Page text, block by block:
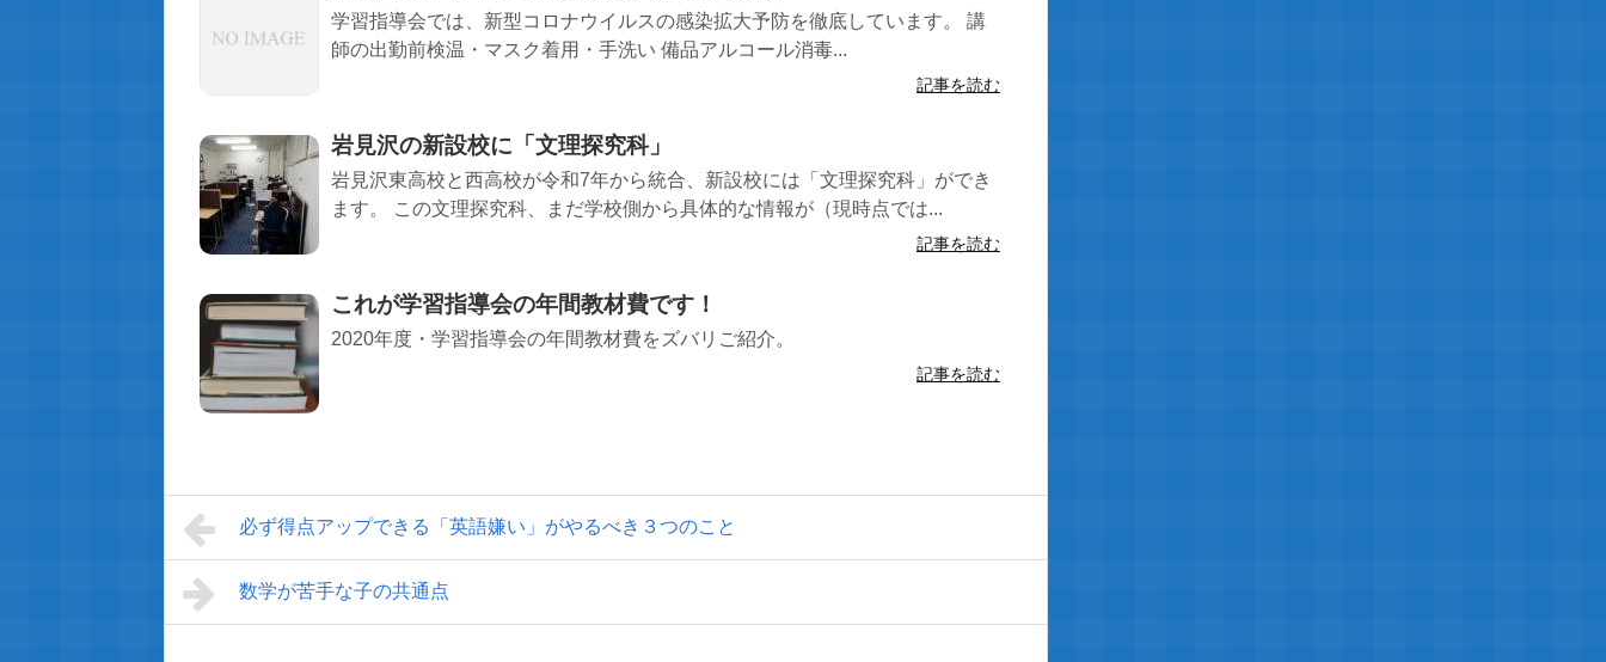
学習指導会では、新型コロナウイルスの感染拡大予防を徹底しています。 講
師の出勤前検温・マスク着用・手洗い 備品アルコール消毒...
記事を読む
岩見沢の新設校に「文理探究科」
岩見沢東高校と西高校が令和7年から統合、新設校には「文理探究科」ができ
ます。 この文理探究科、まだ学校側から具体的な情報が（現時点では...
記事を読む
これが学習指導会の年間教材費です！
2020年度・学習指導会の年間教材費をズバリご紹介。
記事を読む
必ず得点アップできる「英語嫌い」がやるべき３つのこと
数学が苦手な子の共通点